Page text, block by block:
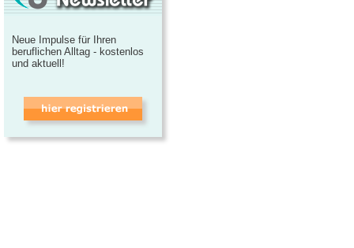
Neue Impulse für Ihren
beruflichen Alltag - kostenlos
und aktuell!